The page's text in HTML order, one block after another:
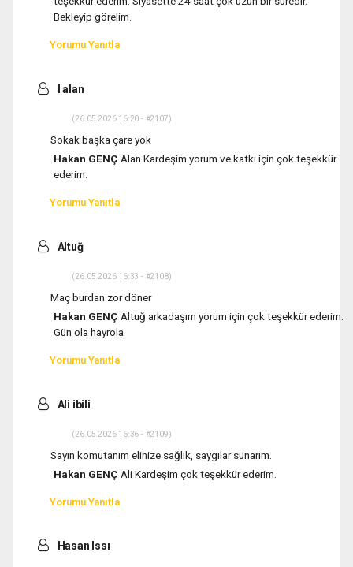
Bekleyip görelim.
Yorumu Yanıtla
I alan
(26.05.2026 16:20 - #2107)
Sokak başka çare yok
Hakan GENÇ Alan Kardeşim yorum ve katkı için çok teşekkür
ederim.
Yorumu Yanıtla
Altuğ
(26.05.2026 16:33 - #2108)
Maç burdan zor döner
Hakan GENÇ Altuğ arkadaşım yorum için çok teşekkür ederim.
Gün ola hayrola
Yorumu Yanıtla
Ali ibili
(26.05.2026 16:36 - #2109)
Sayın komutanım elinize sağlık, saygılar sunarım.
Hakan GENÇ Ali Kardeşim çok teşekkür ederim.
Yorumu Yanıtla
Hasan Issı